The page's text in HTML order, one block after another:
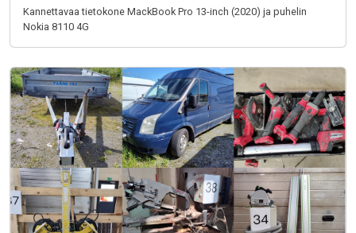
Kannettavaa tietokone MackBook Pro 13-inch (2020) ja puhelin
Nokia 8110 4G